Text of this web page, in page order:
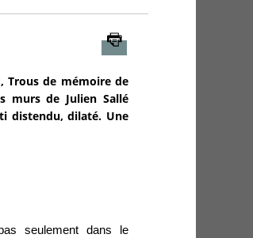
Trous de mémoire de
murs de Julien Sallé
distendu, dilaté. Une
seulement dans le